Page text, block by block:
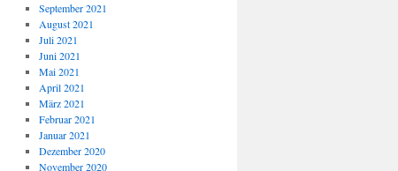
September 2021
August 2021
Juli 2021
Juni 2021
Mai 2021
April 2021
März 2021
Februar 2021
Januar 2021
Dezember 2020
November 2020